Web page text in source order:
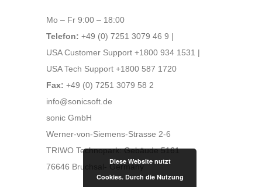
Mo – Fr 9:00 – 18:00
Telefon: +49 (0) 7251 3079 46 9 |
USA Customer Support +1800 934 1531 |
USA Tech Support +1800 587 1720
Fax: +49 (0) 7251 3079 58 2
info@sonicsoft.de
sonic GmbH
Werner-von-Siemens-Strasse 2-6
TRIWO Technopark: Gebäude 5161
76646 Bruchsal- Germany
Diese Website nutzt
Cookies. Durch die Nutzung